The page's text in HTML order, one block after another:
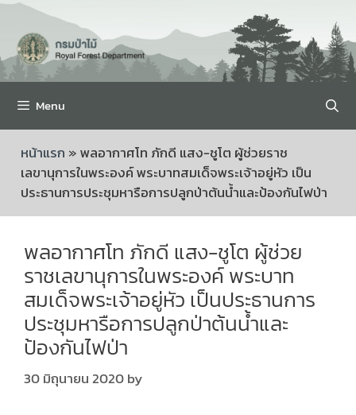
Menu
หน้าแรก »พลอากาศโท ภักดี แสง-ชูโต ผู้ช่วยราช
เลขานุการในพระองค์ พระบาทสมเด็จพระเจ้าอยู่หัว เป็น
ประธานการประชุมหารือการปลูกป่าต้นน้ำและป้องกันไฟป่า
พลอากาศโท ภักดี แสง-ชูโต ผู้ช่วย
ราชเลขานุการในพระองค์ พระบาท
สมเด็จพระเจ้าอยู่หัว เป็นประธานการ
ประชุมหารือการปลูกป่าต้นน้ำและ
ป้องกันไฟป่า
30 มิถุนายน 2020by